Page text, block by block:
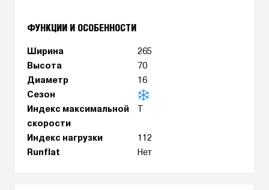
ФУНКЦИИ И ОСОБЕННОСТИ
Ширина
265
Высота
70
Диаметр
16
Сезон
Индекс максимальной
скорости
Индекс нагрузки
112
Runflat
Нет